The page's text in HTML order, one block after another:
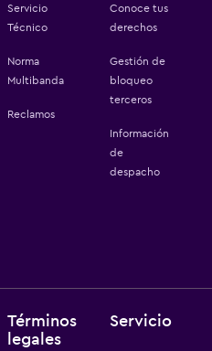
Servicio
Técnico
Norma
Multibanda
Reclamos
Conoce tus
derechos
Gestión de
bloqueo
terceros
Información
de
despacho
Términos
legales
Servicio